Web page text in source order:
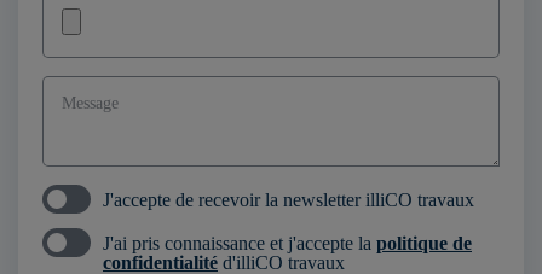
Message
J'accepte de recevoir la newsletter illiCO travaux
J'ai pris connaissance et j'accepte la politique de
confidentialité d'illiCO travaux